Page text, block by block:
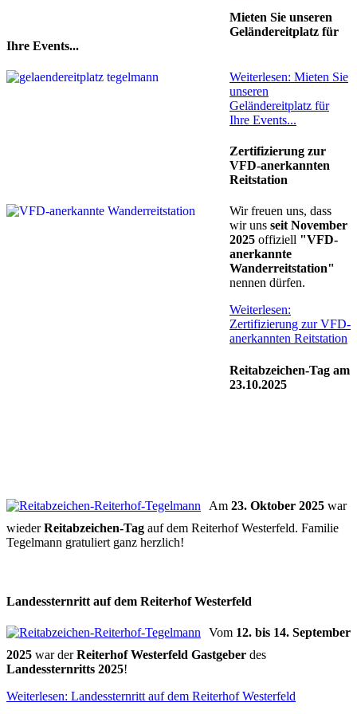
Mieten Sie unseren
Geländereitplatz für
Ihre Events...
Weiterlesen: Mieten Sie
unseren
Geländereitplatz für
Ihre Events...
Zertifizierung zur
VFD-anerkannten
Reitstation
Wir freuen uns, dass
wir uns seit November
2025 offiziell "VFD-
anerkannte
Wanderreitstation"
nennen dürfen.
Weiterlesen:
Zertifizierung zur VFD-
anerkannten Reitstation
Reitabzeichen-Tag am
23.10.2025
Am 23. Oktober 2025 war
wiederReitabzeichen-Tag auf dem Reiterhof Westerfeld. Familie
Tegelmann gratuliert ganz herzlich!
Landessternritt auf dem Reiterhof Westerfeld
Vom 12. bis 14. September
2025 war derReiterhof Westerfeld Gastgeber des
Landessternritts 2025!
Weiterlesen: Landessternritt auf dem Reiterhof Westerfeld